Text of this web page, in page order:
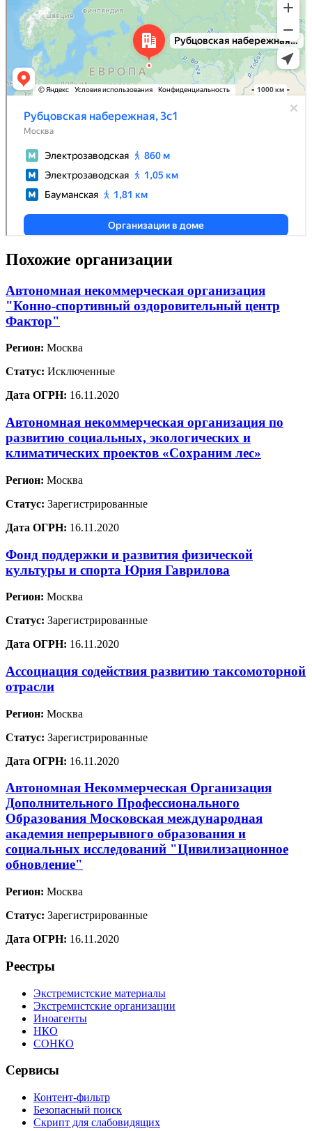
Похожие организации
Автономная некоммерческая организация
"Конно-спортивный оздоровительный центр
Фактор"
Регион: Москва
Статус: Исключенные
Дата ОГРН: 16.11.2020
Автономная некоммерческая организация по
развитию социальных, экологических и
климатических проектов «Сохраним лес»
Регион: Москва
Статус: Зарегистрированные
Дата ОГРН: 16.11.2020
Фонд поддержки и развития физической
культуры и спорта Юрия Гаврилова
Регион: Москва
Статус: Зарегистрированные
Дата ОГРН: 16.11.2020
Ассоциация содействия развитию таксомоторной
отрасли
Регион: Москва
Статус: Зарегистрированные
Дата ОГРН: 16.11.2020
Автономная Некоммерческая Организация
Дополнительного Профессионального
Образования Московская международная
академия непрерывного образования и
социальных исследований "Цивилизационное
обновление"
Регион: Москва
Статус: Зарегистрированные
Дата ОГРН: 16.11.2020
Реестры
Экстремистские материалы
Экстремистские организации
Иноагенты
НКО
СОНКО
Сервисы
Контент-фильтр
Безопасный поиск
Скрипт для слабовидящих